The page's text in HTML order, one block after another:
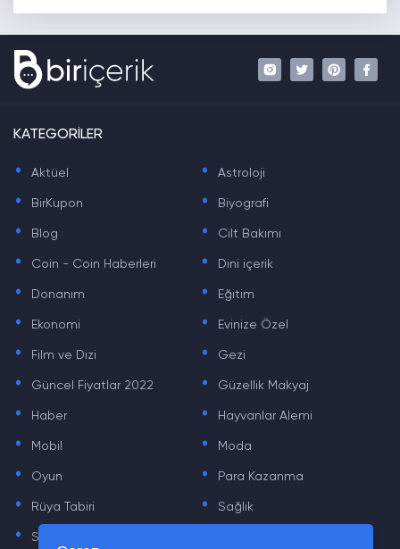
KATEGORİLER
. Aktüel . Astroloji
. BirKupon . Biyografi
. Blog . Cilt Bakımı
. Coin - Coin Haberleri . Dini içerik
. Donanım . Eğitim
. Ekonomi . Evinize Özel
. Film ve Dizi . Gezi
. Güncel Fiyatlar 2022 . Güzellik Makyaj
. Haber . Hayvanlar Alemi
. Mobil . Moda
. Oyun . Para Kazanma
. Rüya Tabiri . Sağlık
. Sinema .